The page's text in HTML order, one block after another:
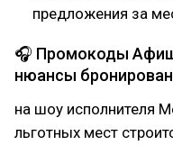
предложения за
🎧 Промокоды
нюансы
на шоу исполнителя
льготных мест